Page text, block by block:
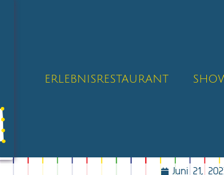
ERLEBNISRESTAURANT
Juni 21,